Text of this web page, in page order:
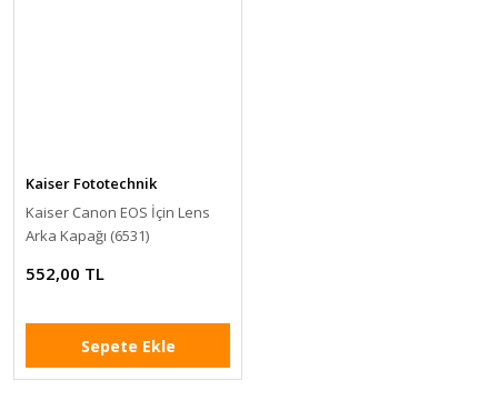
Kaiser Fototechnik
Kaiser Canon EOS İçin Lens
Arka Kapağı (6531)
552,00 TL
Sepete Ekle